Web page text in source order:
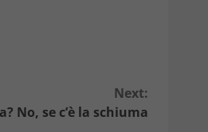
Next:
No, se c’è la schiuma